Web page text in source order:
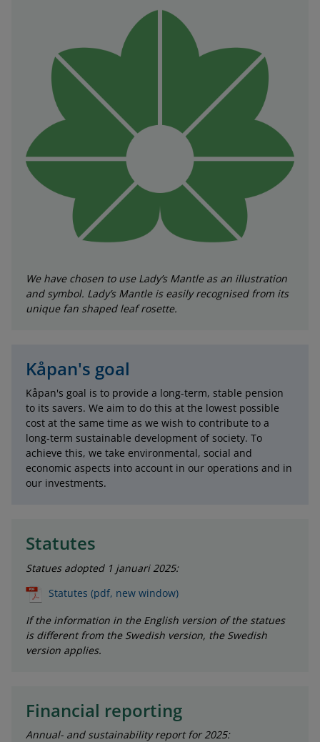
We have chosen to use Lady’s Mantle as an illustration
and symbol. Lady’s Mantle is easily recognised from its
unique fan shaped leaf rosette.
Kåpan's goal
Kåpan's goal is to provide a long-term, stable pension
to its savers. We aim to do this at the lowest possible
cost at the same time as we wish to contribute to a
long-term sustainable development of society. To
achieve this, we take environmental, social and
economic aspects into account in our operations and in
our investments.
Statutes
Statues adopted 1 januari 2025:
Statutes (pdf, new window)
If the information in the English version of the statues
is different from the Swedish version, the Swedish
version applies.
Financial reporting
Annual- and sustainability report for 2025: